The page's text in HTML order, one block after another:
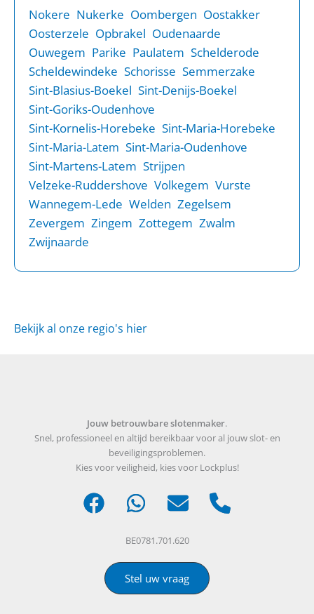
Nokere Nukerke Oombergen Oostakker
Oosterzele Opbrakel Oudenaarde
Ouwegem Parike Paulatem Schelderode
Scheldewindeke Schorisse Semmerzake
Sint-Blasius-Boekel Sint-Denijs-Boekel
Sint-Goriks-Oudenhove
Sint-Kornelis-Horebeke Sint-Maria-Horebeke
Sint-Maria-Latem Sint-Maria-Oudenhove
Sint-Martens-Latem Strijpen
Velzeke-Ruddershove Volkegem Vurste
Wannegem-Lede Welden Zegelsem
Zevergem Zingem Zottegem Zwalm
Zwijnaarde
Bekijk al onze regio's hier
Jouw betrouwbare slotenmaker.
Snel, professioneel en altijd bereikbaar voor al jouw slot- en
beveiligingsproblemen.
Kies voor veiligheid, kies voor Lockplus!
BE0781.701.620
Stel uw vraag